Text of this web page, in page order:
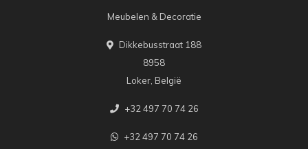
Meubelen & Decoratie
Dikkebusstraat 188
8958
Loker, België
+32 497 70 74 26
+32 497 70 74 26